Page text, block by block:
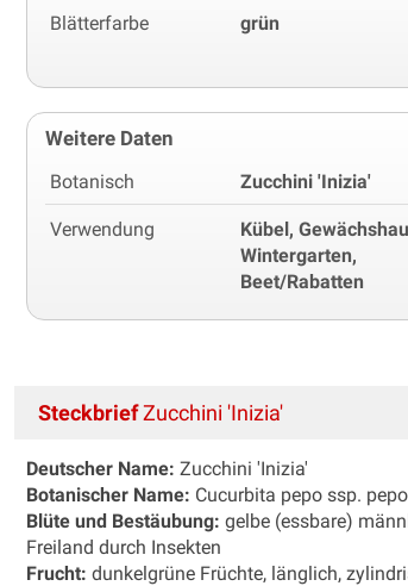
Blätterfarbe grün
Weitere Daten
Botanisch Zucchini 'Inizia'
Verwendung
Kübel,
Wintergarten,
Beet/Rabatten
SteckbriefZucchini 'Inizia'
Deutscher Name: Zucchini 'Inizia'
Botanischer Name: Cucurbita pepo ssp.
Blüte und Bestäubung: gelbe (essbare)
Freiland durch Insekten
Frucht: dunkelgrüne Früchte, länglich,